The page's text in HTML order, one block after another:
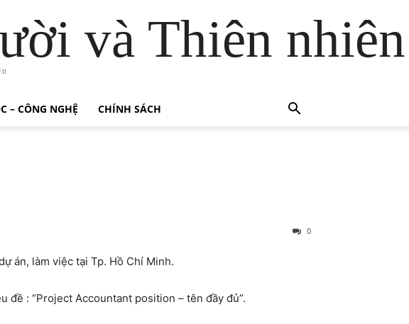
và Thiên nhiên
– CÔNG NGHỆ CHÍNH SÁCH
0
án, làm việc tại Tp. Hồ Chí Minh.
đề : “Project Accountant position – tên đầy đủ”.